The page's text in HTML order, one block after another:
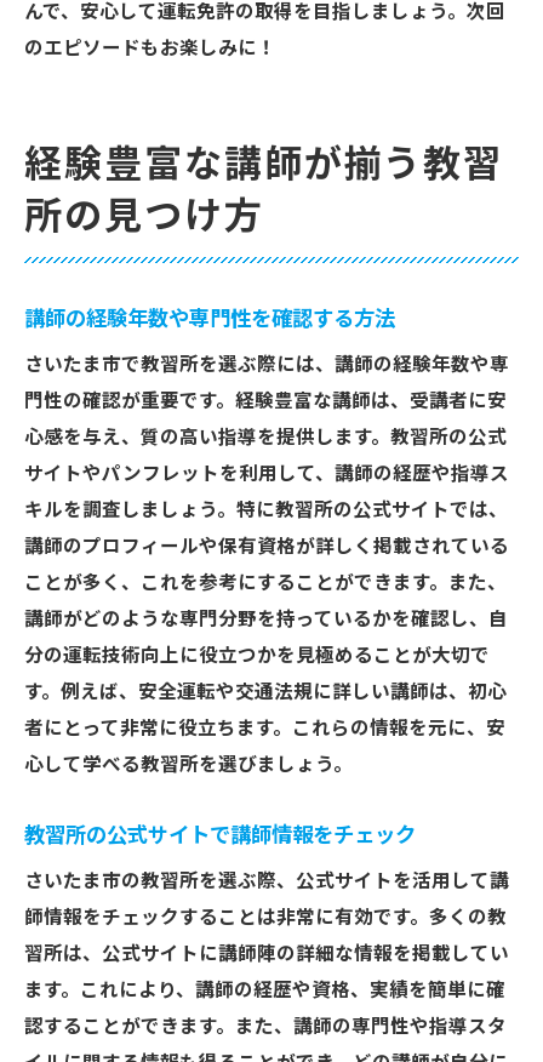
んで、安心して運転免許の取得を目指しましょう。次回
のエピソードもお楽しみに！
経験豊富な講師が揃う教習
所の見つけ方
講師の経験年数や専門性を確認する方法
さいたま市で教習所を選ぶ際には、講師の経験年数や専
門性の確認が重要です。経験豊富な講師は、受講者に安
心感を与え、質の高い指導を提供します。教習所の公式
サイトやパンフレットを利用して、講師の経歴や指導ス
キルを調査しましょう。特に教習所の公式サイトでは、
講師のプロフィールや保有資格が詳しく掲載されている
ことが多く、これを参考にすることができます。また、
講師がどのような専門分野を持っているかを確認し、自
分の運転技術向上に役立つかを見極めることが大切で
す。例えば、安全運転や交通法規に詳しい講師は、初心
者にとって非常に役立ちます。これらの情報を元に、安
心して学べる教習所を選びましょう。
教習所の公式サイトで講師情報をチェック
さいたま市の教習所を選ぶ際、公式サイトを活用して講
師情報をチェックすることは非常に有効です。多くの教
習所は、公式サイトに講師陣の詳細な情報を掲載してい
ます。これにより、講師の経歴や資格、実績を簡単に確
認することができます。また、講師の専門性や指導スタ